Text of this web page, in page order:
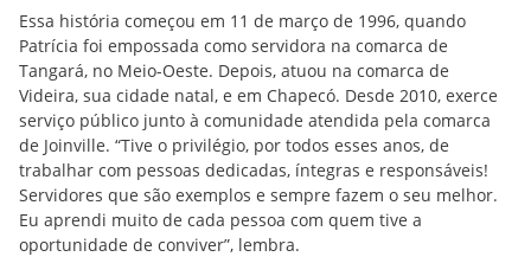
Essa história começou em 11 de março de 1996, quando
Patrícia foi empossada como servidora na comarca de
Tangará, no Meio-Oeste. Depois, atuou na comarca de
Videira, sua cidade natal, e em Chapecó. Desde 2010, exerce
serviço público junto à comunidade atendida pela comarca
de Joinville. “Tive o privilégio, por todos esses anos, de
trabalhar com pessoas dedicadas, íntegras e responsáveis!
Servidores que são exemplos e sempre fazem o seu melhor.
Eu aprendi muito de cada pessoa com quem tive a
oportunidade de conviver”, lembra.